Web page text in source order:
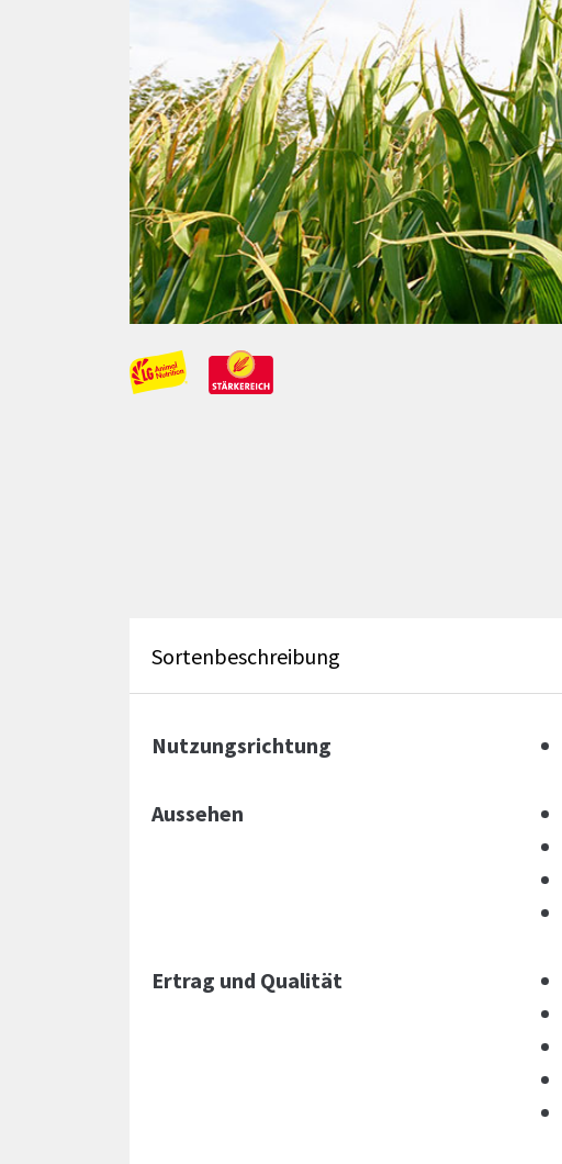
Sortenbeschreibung
Nutzungsrichtung
Aussehen
Ertrag und Qualität